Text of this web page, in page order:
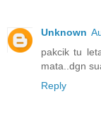
Unknown
pakcik tu
mata..dgn
Reply